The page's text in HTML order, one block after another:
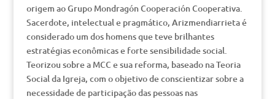
origem ao Grupo Mondragón Cooperación Cooperativa.
Sacerdote, intelectual e pragmático, Arizmendiarrieta é
considerado um dos homens que teve brilhantes
estratégias econômicas e forte sensibilidade social.
Teorizou sobre a MCC e sua reforma, baseado na Teoria
Social da Igreja, com o objetivo de conscientizar sobre a
necessidade de participação das pessoas nas